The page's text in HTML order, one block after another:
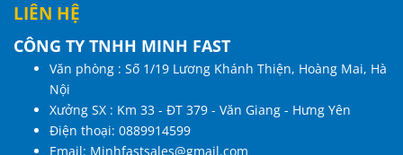
LIÊN HỆ
CÔNG TY TNHH MINH FAST
Văn phòng : Số 1/19 Lương Khánh Thiện, Hoàng Mai, Hà
Nội
Xưởng SX : Km 33 - ĐT 379 - Văn Giang - Hưng Yên
Điện thoại: 0889914599
Email: Minhfastsales@gmail.com